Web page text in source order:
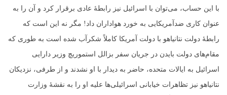
با این حساب، می‌توان با اسرائیل نیز رابطۀ عادی برقرار کرد و آن را به
عنوان کاری ضدآمریکایی به خورد هواداران داد! مگر نه این است که
رابطۀ دولت نتانیاهو با دولت آمریکا کاملاً شکرآب شده است به طوری که
مقام‌های دولت بایدن در جریان سفر بزالل استموریچ وزیر دارایی
اسرائیل به ایالات متحده، حاضر به دیدار با او نشدند و از طرفی، نزدیکان
نتانیاهو نیز تظاهرات خیابانی اسرائیلی‌ها علیه او را به نقشۀ وزارت